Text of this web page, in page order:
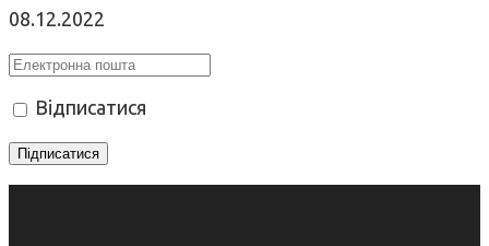
08.12.2022
Відписатися